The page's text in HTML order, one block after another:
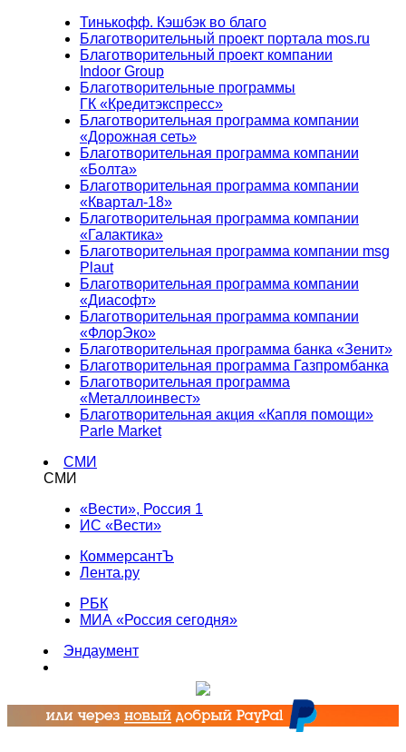
Тинькофф. Кэшбэк во благо
Благотворительный проект портала mos.ru
Благотворительный проект компании
Indoor Group
Благотворительные программы
ГК «Кредитэкспресс»
Благотворительная программа компании
«Дорожная сеть»
Благотворительная программа компании
«Болта»
Благотворительная программа компании
«Квартал-18»
Благотворительная программа компании
«Галактика»
Благотворительная программа компании msg
Plaut
Благотворительная программа компании
«Диасофт»
Благотворительная программа компании
«ФлорЭко»
Благотворительная программа банка «Зенит»
Благотворительная программа Газпромбанка
Благотворительная программа
«Металлоинвест»
Благотворительная акция «Капля помощи»
Parle Market
СМИ
СМИ
«Вести», Россия 1
ИС «Вести»
КоммерсантЪ
Лента.ру
РБК
МИА «Россия сегодня»
Эндаумент